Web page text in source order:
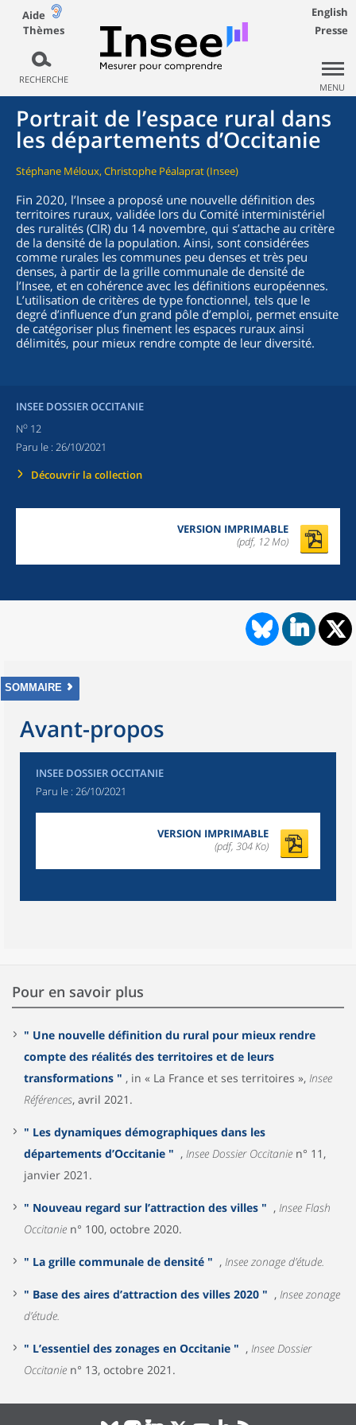
Aide
Thèmes
RECHERCHE
English
Presse
MENU
Portrait de l’espace rural dans
les départements d’Occitanie
Stéphane Méloux, Christophe Péalaprat (Insee)
Fin 2020, l’Insee a proposé une nouvelle définition des
territoires ruraux, validée lors du Comité interministériel
des ruralités (CIR) du 14 novembre, qui s’attache au critère
de la densité de la population. Ainsi, sont considérées
comme rurales les communes peu denses et très peu
denses, à partir de la grille communale de densité de
l’Insee, et en cohérence avec les définitions européennes.
L’utilisation de critères de type fonctionnel, tels que le
degré d’influence d’un grand pôle d’emploi, permet ensuite
de catégoriser plus finement les espaces ruraux ainsi
délimités, pour mieux rendre compte de leur diversité.
INSEE DOSSIER OCCITANIE
No 12
Paru le : 26/10/2021
Découvrir la collection
VERSION IMPRIMABLE
(pdf, 12 Mo)
SOMMAIRE
Avant-propos
INSEE DOSSIER OCCITANIE
Paru le : 26/10/2021
VERSION IMPRIMABLE
(pdf, 304 Ko)
Pour en savoir plus
" Une nouvelle définition du rural pour mieux rendre
compte des réalités des territoires et de leurs
transformations " , in « La France et ses territoires », Insee
Références, avril 2021.
" Les dynamiques démographiques dans les
départements d’Occitanie " , Insee Dossier Occitanie n° 11,
janvier 2021.
" Nouveau regard sur l’attraction des villes " , Insee Flash
Occitanie n° 100, octobre 2020.
" La grille communale de densité " , Insee zonage d’étude.
" Base des aires d’attraction des villes 2020 " , Insee zonage
d’étude.
" L’essentiel des zonages en Occitanie " , Insee Dossier
Occitanie n° 13, octobre 2021.